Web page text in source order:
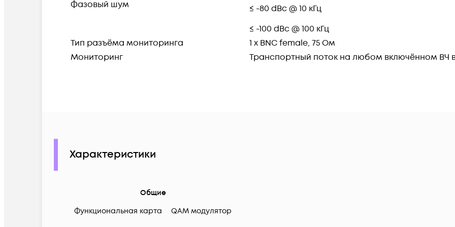
Фазовый шум
≤ -80 dBc @ 10 кГц
≤ -100 dBc @ 100 кГц
Тип разъёма мониторинга
1 x BNC female, 75 Ом
Мониторинг
Транспортный поток на любом включённом ВЧ
Характеристики
Общие
Функциональная карта
QAM модулятор